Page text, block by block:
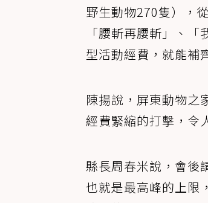
野生動物270隻），
「腰斬再腰斬」、
型活動經費，就能補
陳揚說，屏東動物之
經費緊縮的打擊，令
縣長周春米說，會後
也就是最高峰的上限